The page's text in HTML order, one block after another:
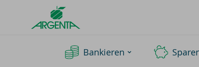
Argenta
Homepage
Bankieren